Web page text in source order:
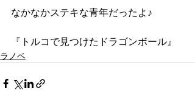
なかなかステキな青年だったよ♪
『トルコで見つけたドラゴンボール』
ラノベ